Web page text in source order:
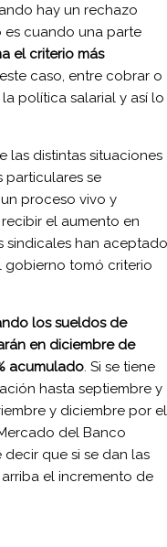
hay un rechazo
es cuando una parte
el criterio más
caso, entre cobrar o
política salarial y así lo
las distintas situaciones
particulares se
proceso vivo y
el aumento en
sindicales han aceptado
gobierno tomó criterio
los sueldos de
en diciembre de
acumulado. Si se tiene
hasta septiembre y
y diciembre por el
del Banco
decir que si se dan las
el incremento de